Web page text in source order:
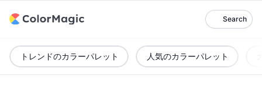
Search
トレンドのカラーパレット 人気のカラーパレット